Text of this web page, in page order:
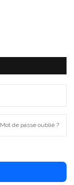
Mot de passe oublié ?